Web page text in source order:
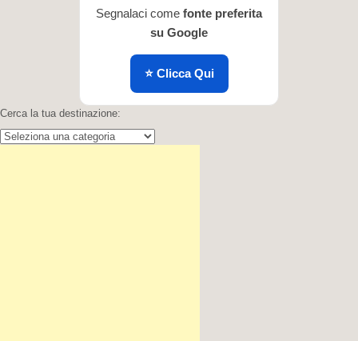
Segnalaci come fonte preferita
su Google
⭐ Clicca Qui
Cerca la tua destinazione:
Cerca